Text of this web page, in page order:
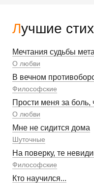
Лучшие
Мечтания судьбы
О любви
В вечном
Философские
Прости меня за боль,
О любви
Мне не сидится дома
Шуточные
На поверку, те
Философские
Кто научился...